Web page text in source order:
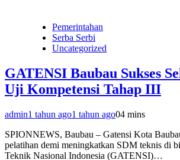
Pemerintahan
Serba Serbi
Uncategorized
GATENSI Baubau Sukses
Uji Kompetensi Tahap III
admin1 tahun ago1 tahun ago04 mins
SPIONNEWS, Baubau – Gatensi Kota
pelatihan demi meningkatkan SDM teknis di
Teknik Nasional Indonesia (GATENSI)…